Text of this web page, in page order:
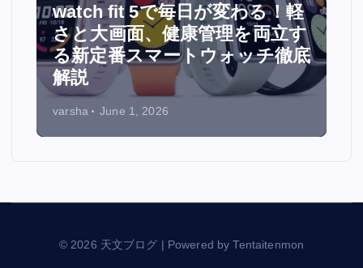
watch fit 5で毎日が変わる！軽
さと大画面、健康管理を両立す
る新定番スマートウォッチ徹底
解説
varsha June 1, 2026
© 2026 天文ブログ | Powered by Tentaitenmon